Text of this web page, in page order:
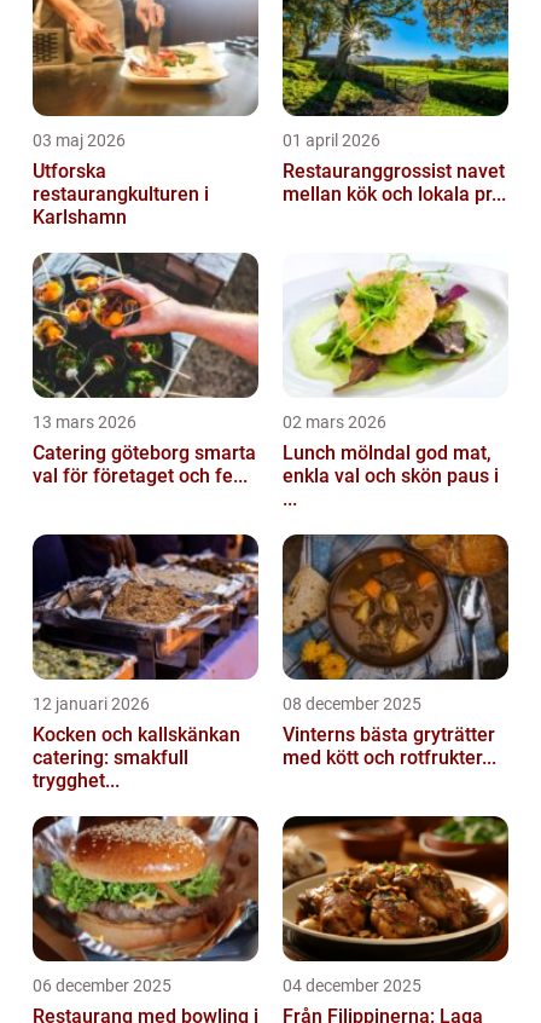
03 maj 2026
Utforska
restaurangkulturen i
Karlshamn
01 april 2026
Restauranggrossist navet
mellan kök och lokala pr...
13 mars 2026
Catering göteborg smarta
val för företaget och fe...
02 mars 2026
Lunch mölndal god mat,
enkla val och skön paus i
...
12 januari 2026
Kocken och kallskänkan
catering: smakfull
trygghet...
08 december 2025
Vinterns bästa gryträtter
med kött och rotfrukter...
06 december 2025
Restaurang med bowling i
04 december 2025
Från Filippinerna: Laga